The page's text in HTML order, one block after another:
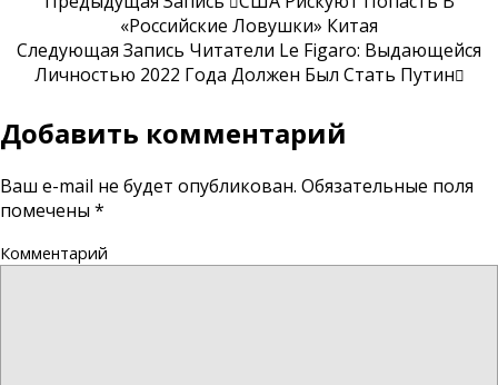
«российские Ловушки» Китая
Следующая Запись Читатели Le Figaro: Выдающейся
Личностью 2022 Года Должен Был Стать Путин
Добавить комментарий
Ваш e-mail не будет опубликован. Обязательные поля
помечены *
Комментарий